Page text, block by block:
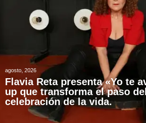
agosto, 2026
Flavia Reta presenta «Yo te
up que transforma el paso
celebración de la vida.